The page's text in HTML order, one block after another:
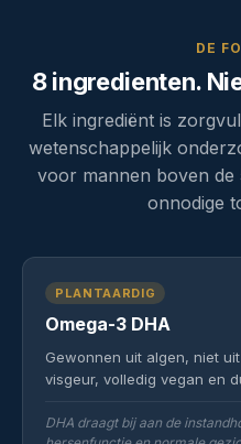
DE
8 ingredienten.
Elk ingrediënt is
wetenschappelijk
voor mannen boven de
onnodige
PLANTAARDIG
Omega-3 DHA
Gewonnen uit algen, niet
visgeur, volledig vegan en
DHA draagt bij aan de